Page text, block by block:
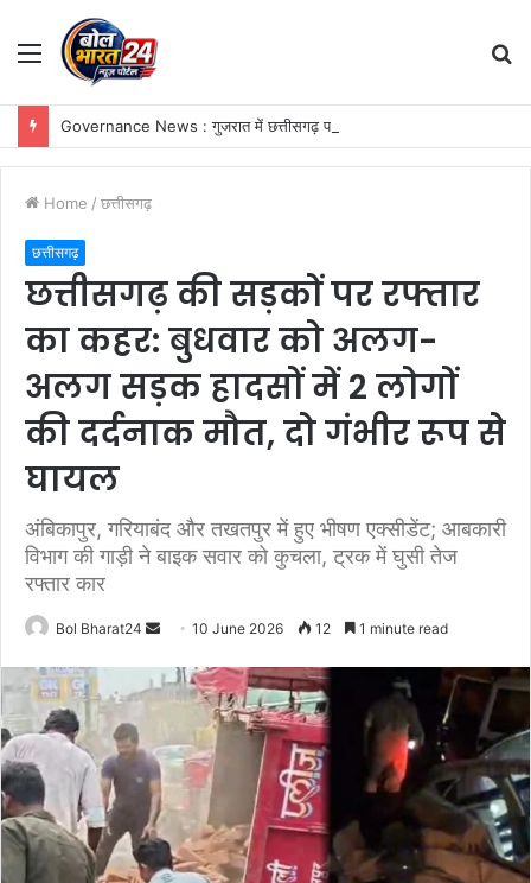
Menu
Home / छत्तीसगढ़
छत्तीसगढ़
छत्तीसगढ़ की सड़कों पर रफ्तार
का कहर: बुधवार को अलग-
अलग सड़क हादसों में 2 लोगों
की दर्दनाक मौत, दो गंभीर रूप से
घायल
अंबिकापुर, गरियाबंद और तखतपुर में हुए भीषण एक्सीडेंट; आबकारी
विभाग की गाड़ी ने बाइक सवार को कुचला, ट्रक में घुसी तेज
रफ्तार कार
Bol Bharat24
Send
email
10 June 2026 12 1 minute read